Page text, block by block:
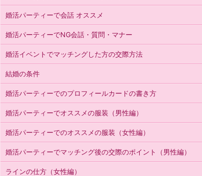
婚活パーティーで会話 オススメ
婚活パーティーでNG会話・質問・マナー
婚活イベントでマッチングした方の交際方法
結婚の条件
婚活パーティーでのプロフィールカードの書き方
婚活パーティーでオススメの服装（男性編）
婚活パーティーでのオススメの服装（女性編）
婚活パーティーでマッチング後の交際のポイント（男性編）
ラインの仕方（女性編）